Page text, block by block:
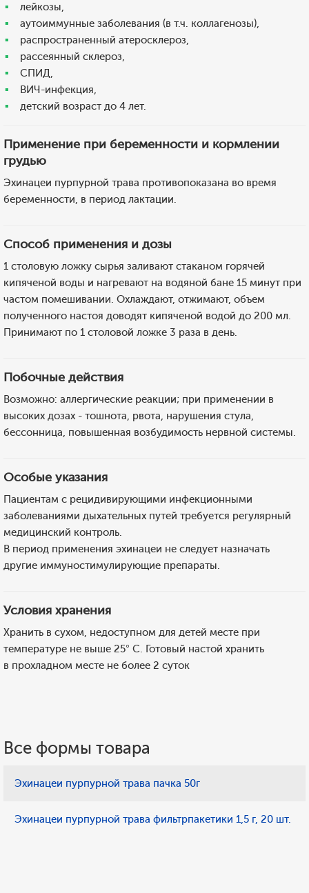
лейкозы,
аутоиммунные заболевания (в т.ч. коллагенозы),
распространенный атеросклероз,
рассеянный склероз,
СПИД,
ВИЧ-инфекция,
детский возраст до 4 лет.
Применение при беременности и кормлении
грудью
Эхинацеи пурпурной трава противопоказана во время
беременности, в период лактации.
Способ применения и дозы
1 столовую ложку сырья заливают стаканом горячей
кипяченой воды и нагревают на водяной бане 15 минут при
частом помешивании. Охлаждают, отжимают, объем
полученного настоя доводят кипяченой водой до 200 мл.
Принимают по 1 столовой ложке 3 раза в день.
Побочные действия
Возможно: аллергические реакции; при применении в
высоких дозах - тошнота, рвота, нарушения стула,
бессонница, повышенная возбудимость нервной системы.
Особые указания
Пациентам с рецидивирующими инфекционными
заболеваниями дыхательных путей требуется регулярный
медицинский контроль.
В период применения эхинацеи не следует назначать
другие иммуностимулирующие препараты.
Условия хранения
Хранить в сухом, недоступном для детей месте при
температуре не выше 25° С. Готовый настой хранить
в прохладном месте не более 2 суток
Все формы товара
Эхинацеи пурпурной трава пачка 50г
Эхинацеи пурпурной трава фильтрпакетики 1,5 г, 20 шт.